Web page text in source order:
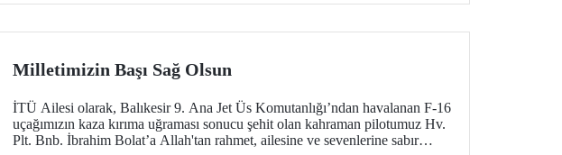
Milletimizin Başı Sağ Olsun
İTÜ Ailesi olarak, Balıkesir 9. Ana Jet Üs Komutanlığı’ndan havalanan F-16
uçağımızın kaza kırıma uğraması sonucu şehit olan kahraman pilotumuz Hv.
Plt. Bnb. İbrahim Bolat’a Allah'tan rahmet, ailesine ve sevenlerine sabır